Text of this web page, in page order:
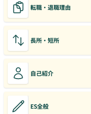
転職・退職理由
長所・短所
自己紹介
ES全般